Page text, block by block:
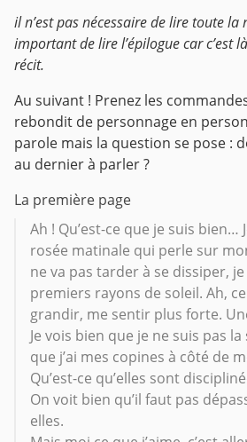
il n’est pas nécessaire de lire toute
important de lire l’épilogue car c’est
récit.
Au suivant ! Prenez les
rebondit de personnage en
parole mais la question se pose :
au dernier à parler ?
La première page
Ah ! Qu’est-ce que je suis bien…
rosée matinale qui perle sur
ne va pas tarder à se dissiper,
premiers rayons de soleil. Ah,
grandir, me sentir plus forte.
Je vois bien que je ne suis pas la
que j’ai mes copines à côté de
Qu’est-ce qu’elles sont
On voit bien qu’il faut pas
elles.